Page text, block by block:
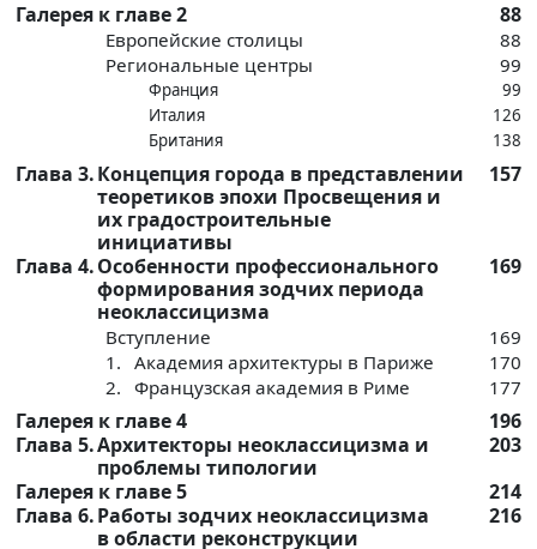
Галерея к главе 2 88
Европейские столицы
88
Региональные центры
99
Франция
99
Италия
126
Британия
138
Глава 3.Концепция города в представлении
теоретиков эпохи Просвещения и
их градостроительные
инициативы
157
Глава 4.Особенности профессионального
формирования зодчих периода
неоклассицизма
169
Вступление
169
1. Академия архитектуры в Париже
170
2. Французская академия в Риме 177
Галерея к главе 4
196
Глава 5.Архитекторы неоклассицизма и
проблемы типологии
203
Галерея к главе 5
214
Глава 6.Работы зодчих неоклассицизма
в области реконструкции
216